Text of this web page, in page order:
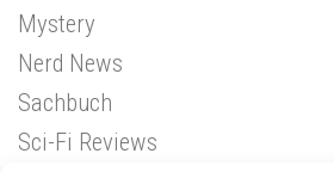
Mystery
Nerd News
Sachbuch
Sci-Fi Reviews